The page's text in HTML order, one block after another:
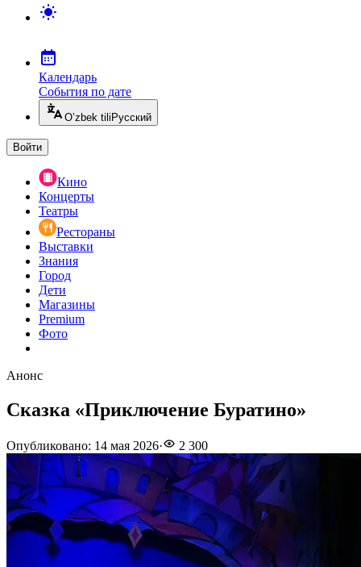
Календарь
События по дате
O’zbek tili Русский
Войти
Кино
Концерты
Театры
Рестораны
Выставки
Знания
Город
Дети
Магазины
Premium
Фото
Анонс
Сказка «Приключение Буратино»
Опубликовано: 14 мая 2026· 2 300